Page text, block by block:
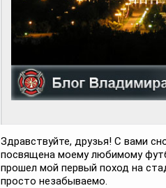
Здравствуйте, друзья! С вами
посвящена моему любимому
прошел мой первый поход на
просто незабываемо.